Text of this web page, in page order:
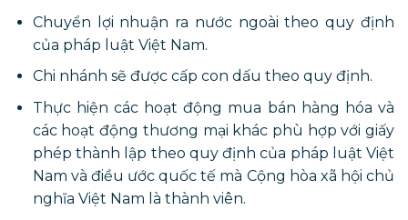
Chuyển lợi nhuận ra nước ngoài theo quy định
của pháp luật Việt Nam.
Chi nhánh sẽ được cấp con dấu theo quy định.
Thực hiện các hoạt động mua bán hàng hóa và
các hoạt động thương mại khác phù hợp với giấy
phép thành lập theo quy định của pháp luật Việt
Nam và điều ước quốc tế mà Cộng hòa xã hội chủ
nghĩa Việt Nam là thành viên.